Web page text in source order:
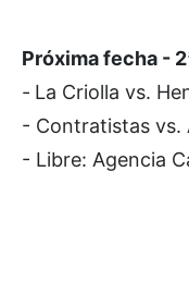
Próxima fecha -
- La Criolla vs.
- Contratistas vs.
- Libre: Agencia